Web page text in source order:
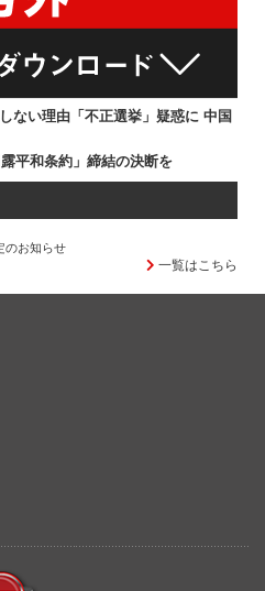
ない理由「不正選挙」疑惑に 中国
平和条約」締結の決断を
のお知らせ
一覧はこちら